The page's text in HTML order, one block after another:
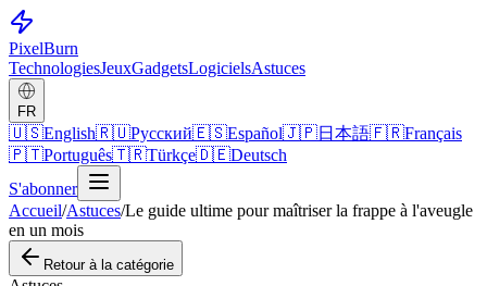
PixelBurn
TechnologiesJeuxGadgetsLogicielsAstuces
FR
🇺🇸English🇷🇺Русский🇪🇸Español🇯🇵日本語🇫🇷Français
🇵🇹Português🇹🇷Türkçe🇩🇪Deutsch
S'abonner
Accueil/Astuces/Le guide ultime pour maîtriser la frappe à l'aveugle
en un mois
Retour à la catégorie